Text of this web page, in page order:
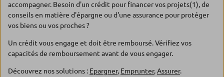
accompagner. Besoin d'un crédit pour financer vos projets(1), de
conseils en matière d'épargne ou d'une assurance pour protéger
vos biens ou vos proches ?
Un crédit vous engage et doit être remboursé. Vérifiez vos
capacités de remboursement avant de vous engager.
Découvrez nos solutions : Epargner, Emprunter,Assurer.